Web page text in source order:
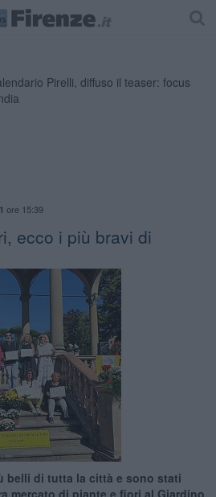
ore 15:39
ecco i più bravi di
belli di tutta la città e sono stati
mercato di piante e fiori al Giardino